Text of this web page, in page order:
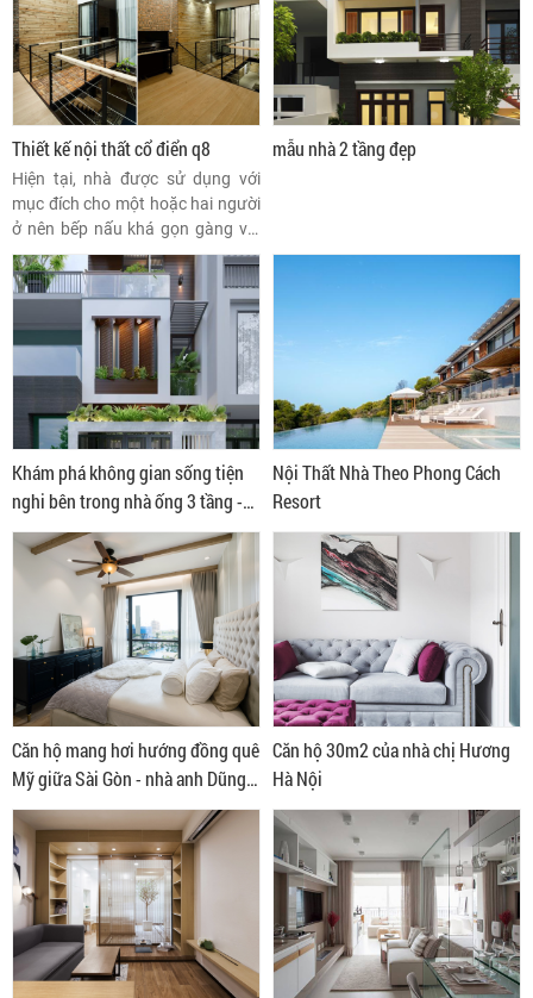
Thiết kế nội thất cổ điển q8
Hiện tại, nhà được sử dụng với
mục đích cho một hoặc hai người
ở nên bếp nấu khá gọn gàng với
thiết kế đá mài giản dị.
mẫu nhà 2 tầng đẹp
Khám phá không gian sống tiện
nghi bên trong nhà ống 3 tầng -
nhà anh Giang ở Bình Thạnh
Nội Thất Nhà Theo Phong Cách
Resort
Căn hộ mang hơi hướng đồng quê
Mỹ giữa Sài Gòn - nhà anh Dũng
quận 2
Căn hộ 30m2 của nhà chị Hương
Hà Nội